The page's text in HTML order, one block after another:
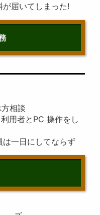
届いてしまった!
相談
用者とPC 操作をし
一日にしてならず